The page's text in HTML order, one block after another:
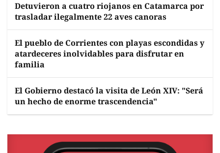
Detuvieron a cuatro riojanos en Catamarca por
trasladar ilegalmente 22 aves canoras
El pueblo de Corrientes con playas escondidas y
atardeceres inolvidables para disfrutar en
familia
El Gobierno destacó la visita de León XIV: "Será
un hecho de enorme trascendencia"